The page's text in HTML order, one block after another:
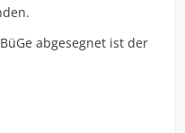
abgesegnet ist der